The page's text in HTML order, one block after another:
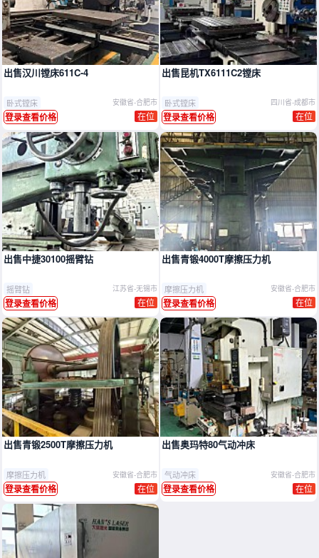
出售汉川镗床611C-4
卧式镗床 安徽省-合肥市
登录查看价格 在位
出售昆机TX6111C2镗床
卧式镗床 四川省-成都市
登录查看价格 在位
出售中捷30100摇臂钻
摇臂钻 江苏省-无锡市
登录查看价格 在位
出售青锻4000T摩擦压力机
摩擦压力机 安徽省-合肥市
登录查看价格 在位
出售青锻2500T摩擦压力机
摩擦压力机 安徽省-合肥市
登录查看价格 在位
出售奥玛特80气动冲床
气动冲床 安徽省-合肥市
登录查看价格 在位